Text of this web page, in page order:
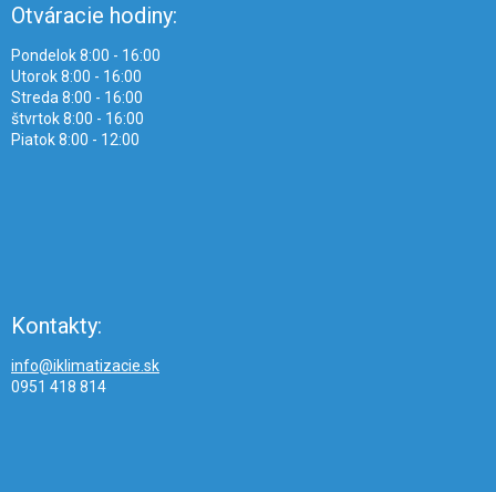
Otváracie hodiny:
Pondelok 8:00 - 16:00
Utorok 8:00 - 16:00
Streda 8:00 - 16:00
štvrtok 8:00 - 16:00
Piatok 8:00 - 12:00
Kontakty:
info@iklimatizacie.sk
0951 418 814